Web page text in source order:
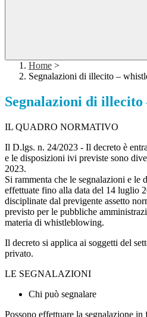
Home >
Segnalazioni di illecito –
Segnalazioni di
IL QUADRO NORMATIVO
Il D.lgs. n. 24/2023 - Il decreto è
e le disposizioni ivi previste sono
2023.
Si rammenta che le segnalazioni e le
effettuate fino alla data del 14 luglio
disciplinate dal previgente assetto
previsto per le pubbliche
materia di whistleblowing.
Il decreto si applica ai soggetti del
privato.
LE SEGNALAZIONI
Chi può segnalare
Possono effettuare la segnalazione